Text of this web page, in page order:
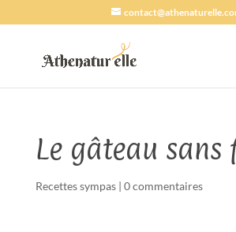
Le gâteau sans
Recettes sympas| 0 commentaires